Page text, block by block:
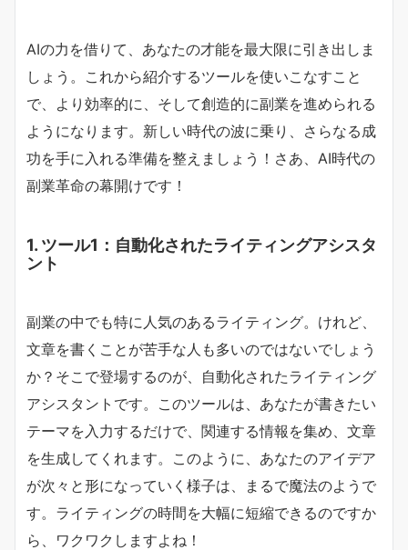
AIの力を借りて、あなたの才能を最大限に引き出しま
しょう。これから紹介するツールを使いこなすこと
で、より効率的に、そして創造的に副業を進められる
ようになります。新しい時代の波に乗り、さらなる成
功を手に入れる準備を整えましょう！さあ、AI時代の
副業革命の幕開けです！
1. ツール1：自動化されたライティングアシスタ
ント
副業の中でも特に人気のあるライティング。けれど、
文章を書くことが苦手な人も多いのではないでしょう
か？そこで登場するのが、自動化されたライティング
アシスタントです。このツールは、あなたが書きたい
テーマを入力するだけで、関連する情報を集め、文章
を生成してくれます。このように、あなたのアイデア
が次々と形になっていく様子は、まるで魔法のようで
す。ライティングの時間を大幅に短縮できるのですか
ら、ワクワクしますよね！